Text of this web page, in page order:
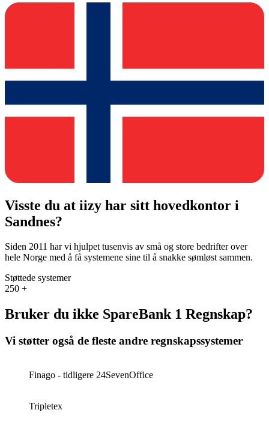
Visste du at iizy har sitt hovedkontor i
Sandnes?
Siden 2011 har vi hjulpet tusenvis av små og store bedrifter over
hele Norge med å få systemene sine til å snakke sømløst sammen.
Støttede systemer
250 +
Bruker du ikke SpareBank 1 Regnskap?
Vi støtter også de fleste andre regnskapssystemer
Finago - tidligere 24SevenOffice
Tripletex